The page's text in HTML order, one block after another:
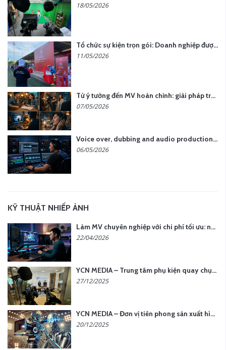
18/05/2026
Tổ chức sự kiện trọn gói: Doanh nghiệp được gì khi chọn đơn vị chuyên nghiệp?
11/05/2026
Từ ý tưởng đến MV hoàn chỉnh: giải pháp trọn gói tại YCN Media
07/05/2026
Voice over, dubbing and audio production services in Vietnam for global content
06/05/2026
KỸ THUẬT NHIẾP ẢNH
Làm MV chuyên nghiệp với chi phí tối ưu: nên chọn quay thực tế hay video AI?
22/04/2026
YCN MEDIA – Trung tâm phụ kiện quay chụp tại Hà Nội
27/12/2025
YCN MEDIA – Đơn vị tiên phong sản xuất hình ảnh & âm thanh bằng AI tại Hà Nội
20/12/2025